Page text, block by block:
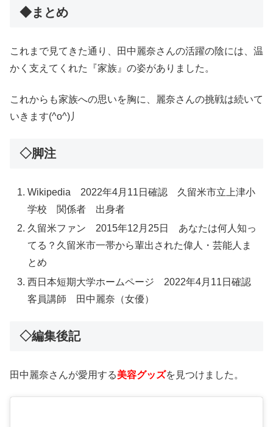
◆まとめ
これまで見てきた通り、田中麗奈さんの活躍の陰には、温
かく支えてくれた『家族』の姿がありました。
これからも家族への思いを胸に、麗奈さんの挑戦は続いて
いきます(^o^)丿
◇脚注
Wikipedia 2022年4月11日確認 久留米市立上津小
学校 関係者 出身者
久留米ファン 2015年12月25日 あなたは何人知っ
てる？久留米市一帯から輩出された偉人・芸能人ま
とめ
西日本短期大学ホームページ 2022年4月11日確認
客員講師 田中麗奈（女優）
◇編集後記
田中麗奈さんが愛用する美容グッズを見つけました。